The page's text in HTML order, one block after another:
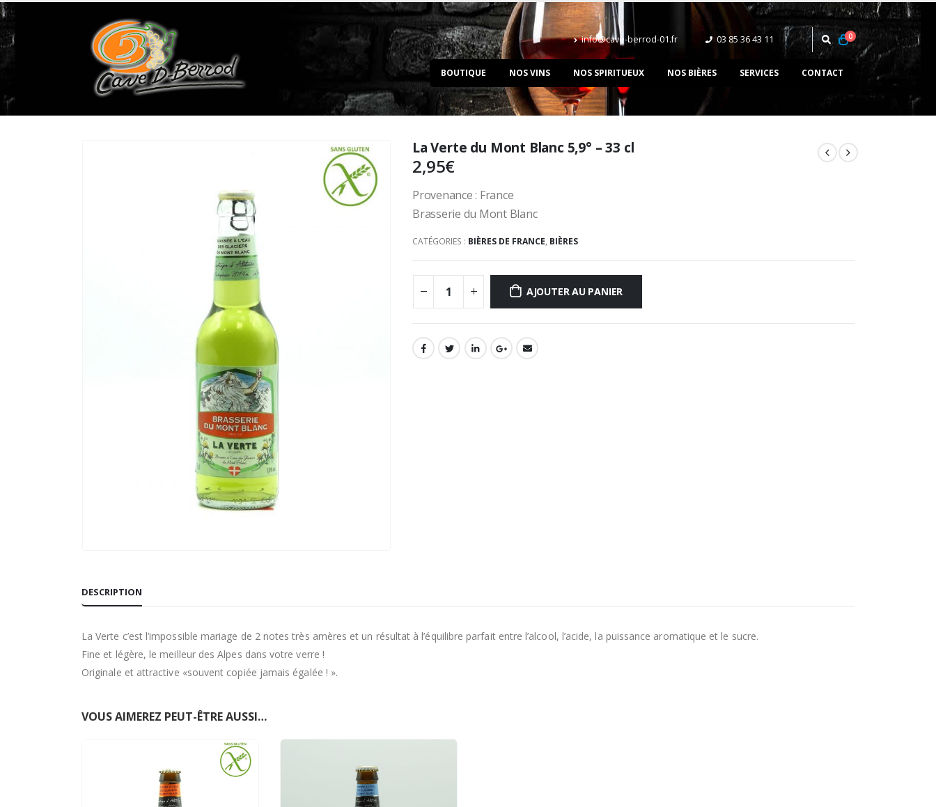
info@cave-berrod-01.fr 03 85 36 43 11‬ 0
BOUTIQUE NOS VINS NOS SPIRITUEUX NOS BIÈRES SERVICES CONTACT
La Verte du Mont Blanc 5,9° – 33 cl
2,95€
Provenance : France
Brasserie du Mont Blanc
CATÉGORIES : BIÈRES DE FRANCE, BIÈRES
AJOUTER AU PANIER
DESCRIPTION
La Verte c’est l’impossible mariage de 2 notes très amères et un résultat à l’équilibre parfait entre l’alcool, l’acide, la puissance aromatique et le sucre.
Fine et légère, le meilleur des Alpes dans votre verre !
Originale et attractive «souvent copiée jamais égalée ! ».
VOUS AIMEREZ PEUT-ÊTRE AUSSI…